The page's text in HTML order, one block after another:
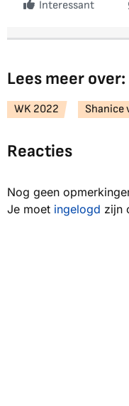
Interessant
Lees meer over:
WK 2022 Shanice
Reacties
Nog geen
Je moet ingelogd zijn